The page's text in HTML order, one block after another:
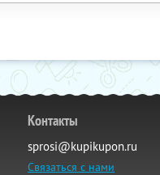
Контакты
sprosi@kupikupon.ru
Связаться с нами